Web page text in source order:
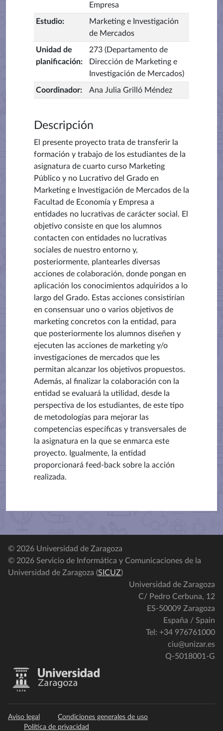
Empresa
Estudio:
Marketing e Investigación
de Mercados
Unidad de
planificación:
273 (Departamento de
Dirección de Marketing e
Investigación de Mercados)
Coordinador: Ana Julia Grilló Méndez
Descripción
El presente proyecto trata de transferir la
formación y trabajo de los estudiantes de la
asignatura de cuarto curso Marketing
Público y no Lucrativo del Grado en
Marketing e Investigación de Mercados de la
Facultad de Economía y Empresa a
entidades no lucrativas de carácter social. El
objetivo consiste en que los alumnos
contacten con entidades no lucrativas
sociales de nuestro entorno y,
posteriormente, plantearles diversas
acciones de colaboración, donde pongan en
aplicación los conocimientos adquiridos a lo
largo del Grado. Estas acciones consistirían
en consensuar uno o varios objetivos de
marketing concretos con la entidad, para
que posteriormente los alumnos diseñen y
ejecuten las acciones de marketing y/o
investigaciones de mercados que les
permitan alcanzar los objetivos propuestos.
Además, al finalizar la colaboración con la
entidad se evaluará la utilidad, desde la
perspectiva de los estudiantes, de este tipo
de metodologías para mejorar las
competencias específicas y transversales de
la asignatura en la que se enmarca este
proyecto. Igualmente, la entidad
proporcionará feed-back sobre la acción
realizada.
© 2026 Universidad de Zaragoza
© 2026 Servicio de Informática y Comunicaciones de la
Universidad de Zaragoza (SICUZ)
Universidad de Zaragoza
C/ Pedro Cerbuna, 12
ES-50009 Zaragoza
España / Spain
Tel: +34 976761000
ciu@unizar.es
Q-5018001-G
Aviso legal
Condiciones generales de uso
Política de privacidad